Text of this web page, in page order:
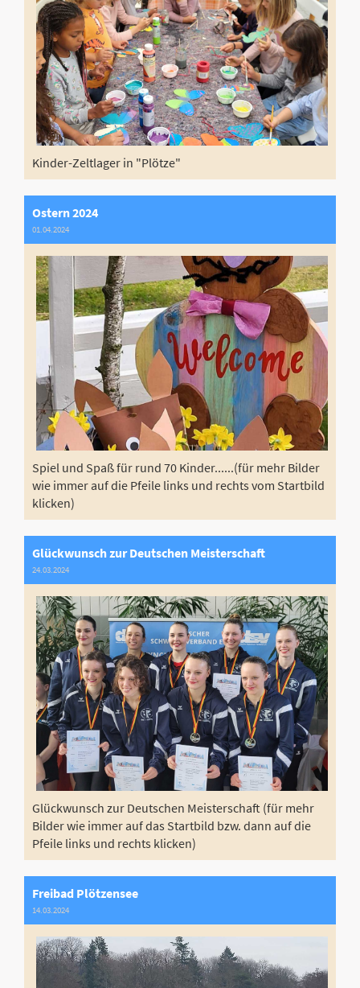
Kinder-Zeltlager in "Plötze"
Ostern 2024
01.04.2024
Spiel und Spaß für rund 70 Kinder......(für mehr Bilder
wie immer auf die Pfeile links und rechts vom Startbild
klicken)
Glückwunsch zur Deutschen Meisterschaft
24.03.2024
Glückwunsch zur Deutschen Meisterschaft (für mehr
Bilder wie immer auf das Startbild bzw. dann auf die
Pfeile links und rechts klicken)
Freibad Plötzensee
14.03.2024